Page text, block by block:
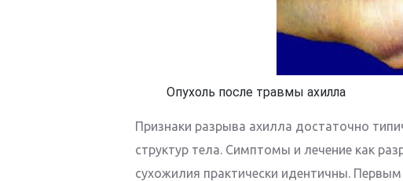
Опухоль после травмы ахилла
Признаки разрыва ахилла достаточно
структур тела. Симптомы и лечение как
сухожилия практически идентичны.